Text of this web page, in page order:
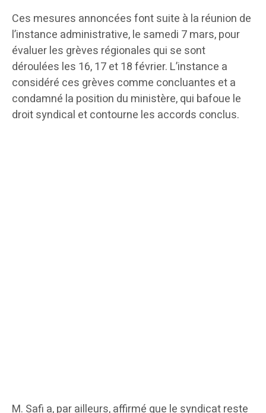
Ces mesures annoncées font suite à la réunion de
l’instance administrative, le samedi 7 mars, pour
évaluer les grèves régionales qui se sont
déroulées les 16, 17 et 18 février. L’instance a
considéré ces grèves comme concluantes et a
condamné la position du ministère, qui bafoue le
droit syndical et contourne les accords conclus.
M. Safi a, par ailleurs, affirmé que le syndicat reste